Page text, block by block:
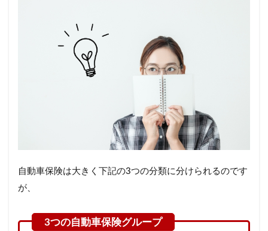
自動車保険は大きく下記の3つの分類に分けられるのです
が、